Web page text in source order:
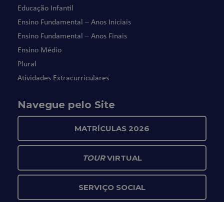
Educação Infantil
Ensino Fundamental – Anos Iniciais
Ensino Fundamental – Anos Finais
Ensino Médio
Plural
Atividades Extracurriculares
Navegue pelo Site
MATRÍCULAS 2026
TOURVIRTUAL
SERVIÇO SOCIAL